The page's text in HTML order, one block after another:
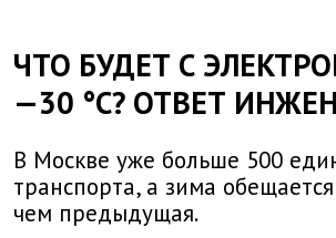
ЧТО БУДЕТ С
—30 °С? ОТВЕТ
В Москве уже больше 500
транспорта, а зима
чем предыдущая.